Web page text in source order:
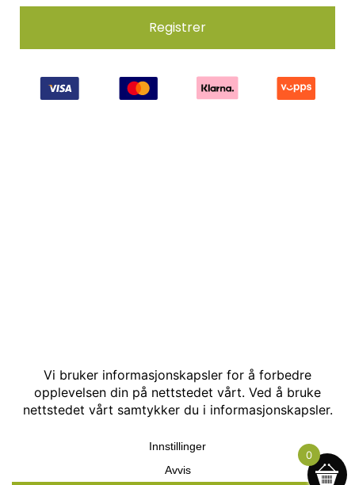
Hjemmesidehelten
0